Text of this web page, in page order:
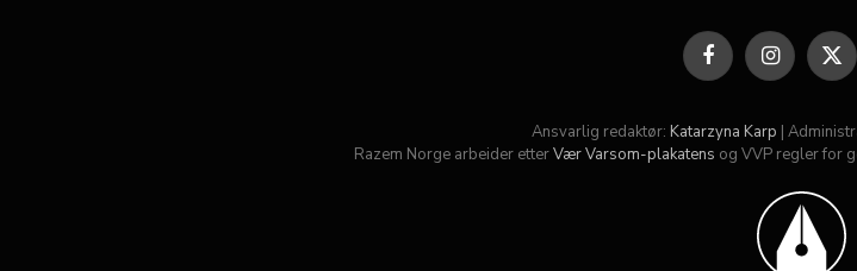
FacebookInstagram
X
Ansvarlig redaktør: Katarzyna Karp |
Razem Norge arbeider etterVær Varsom-plakatens og VVP regler for